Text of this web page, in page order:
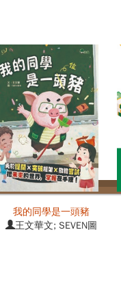
我的同學是一頭豬
王文華文; SEVEN圖